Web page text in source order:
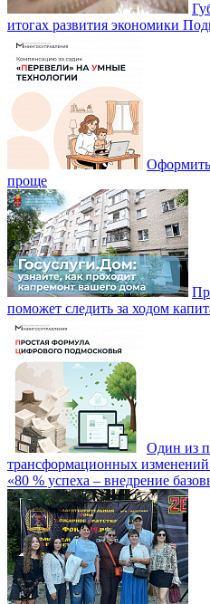
итогах развития экономики
Оформить
проще
поможет следить за ходом
Один из
трансформационных изменений
«80 % успеха – внедрение